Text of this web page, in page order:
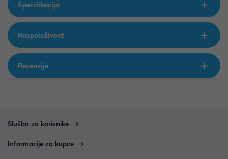
Specifikacija
Raspoloživost
Recenzije
Služba za korisnike
Informacije za kupce